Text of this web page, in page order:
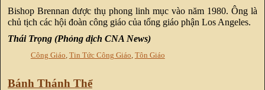
Bishop Brennan được thụ phong linh mục vào năm 1980. Ông là
chủ tịch các hội đoàn công giáo của tổng giáo phận Los Angeles.
Thái Trọng (Phỏng dịch CNA News)
Công Giáo Tin Tức Công Giáo Tôn Giáo
Bánh Thánh Thể